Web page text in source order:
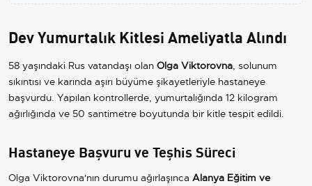
Dev Yumurtalık Kitlesi Ameliyatla Alındı
58 yaşındaki Rus vatandaşı olan Olga Viktorovna, solunum
sıkıntısı ve karında aşırı büyüme şikayetleriyle hastaneye
başvurdu. Yapılan kontrollerde, yumurtalığında 12 kilogram
ağırlığında ve 50 santimetre boyutunda bir kitle tespit edildi.
Hastaneye Başvuru ve Teşhis Süreci
Olga Viktorovna'nın durumu ağırlaşınca Alanya Eğitim ve